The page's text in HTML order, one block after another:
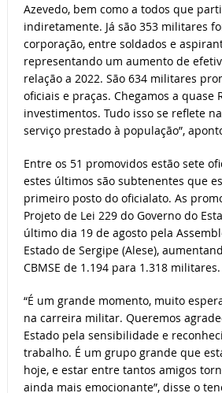
Azevedo, bem como a todos que
indiretamente. Já são 353 militares
corporação, entre soldados e
representando um aumento de
relação a 2022. São 634 militares
oficiais e praças. Chegamos a quase
investimentos. Tudo isso se reflete
serviço prestado à população”,
Entre os 51 promovidos estão sete
estes últimos são subtenentes que
primeiro posto do oficialato. As
Projeto de Lei 229 do Governo do
último dia 19 de agosto pela
Estado de Sergipe (Alese),
CBMSE de 1.194 para 1.318 militares.
“É um grande momento, muito
na carreira militar. Queremos
Estado pela sensibilidade e
trabalho. É um grupo grande que
hoje, e estar entre tantos amigos
ainda mais emocionante”, disse o